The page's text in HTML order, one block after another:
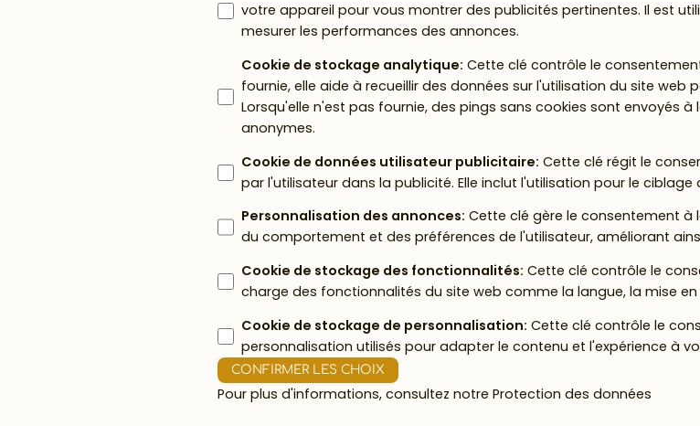
votre appareil pour vous montrer des publicités pertinentes. Il est
mesurer les performances des annonces.
Cookie de stockage analytique: Cette clé contrôle le
fournie, elle aide à recueillir des données sur l'utilisation du site web
Lorsqu'elle n'est pas fournie, des pings sans cookies sont envoyés
anonymes.
Cookie de données utilisateur publicitaire: Cette clé régit le
par l'utilisateur dans la publicité. Elle inclut l'utilisation pour le ciblage
Personnalisation des annonces: Cette clé gère le consentement
du comportement et des préférences de l'utilisateur, améliorant
Cookie de stockage des fonctionnalités: Cette clé contrôle le
charge des fonctionnalités du site web comme la langue, la mise
Cookie de stockage de personnalisation: Cette clé contrôle le
personnalisation utilisés pour adapter le contenu et l'expérience à
CONFIRMER LES CHOIX
Pour plus d'informations, consultez notreProtection des données